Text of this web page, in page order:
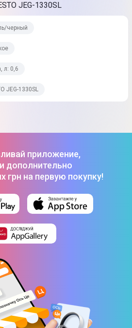
см
для сока; Емкость для жмыха;
талоном
JEG-1330SL
черный
л: 0,6
JEG-1330SL
приложение,
дополнительно
грн на первую покупку!